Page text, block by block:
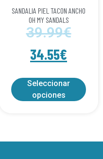
SANDALIA PIEL TACON ANCHO
OH MY SANDALS
39.99€
34.55€
Seleccionar
opciones